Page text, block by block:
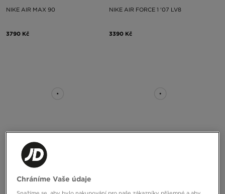
NIKE AIR MAX 90
3790 Kč
NIKE AIR FORCE 1 '07 LV8
3390 Kč
Chráníme Vaše údaje